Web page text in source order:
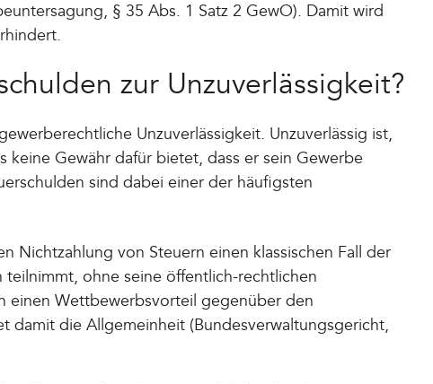
§ 35 Abs. 1 Satz 2 GewO). Damit wird
zur Unzuverlässigkeit?
Unzuverlässigkeit. Unzuverlässig ist,
keine Gewähr dafür bietet, dass er sein Gewerbe
sind dabei einer der häufigsten
Nichtzahlung von Steuern einen klassischen Fall der
teilnimmt, ohne seine öffentlich-rechtlichen
einen Wettbewerbsvorteil gegenüber den
damit die Allgemeinheit (Bundesverwaltungsgericht,